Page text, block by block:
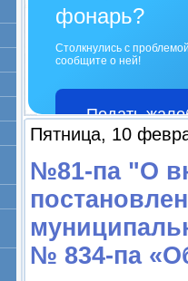
фонарь?
Столкнулись с
сообщите о ней!
Подать
Пятница, 10
№81-па "О
№ 834-па